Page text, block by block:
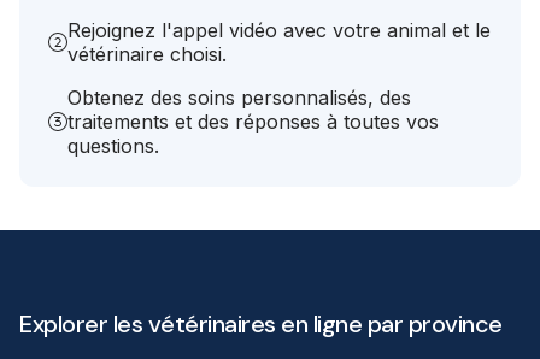
Rejoignez l'appel vidéo avec votre animal et le
vétérinaire choisi.
Obtenez des soins personnalisés, des
traitements et des réponses à toutes vos
questions.
Explorer les vétérinaires en ligne par province